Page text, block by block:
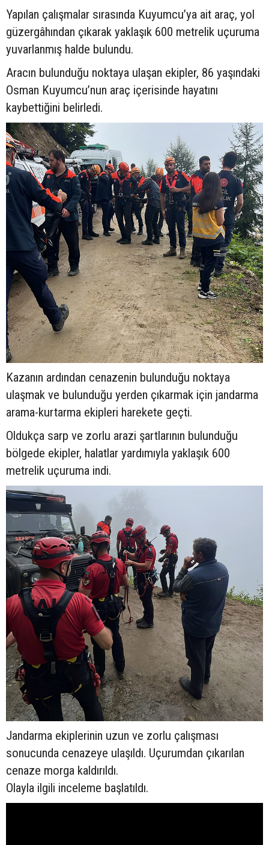
Yapılan çalışmalar sırasında Kuyumcu’ya ait araç, yol
güzergâhından çıkarak yaklaşık 600 metrelik uçuruma
yuvarlanmış halde bulundu.
Aracın bulunduğu noktaya ulaşan ekipler, 86 yaşındaki
Osman Kuyumcu’nun araç içerisinde hayatını
kaybettiğini belirledi.
Kazanın ardından cenazenin bulunduğu noktaya
ulaşmak ve bulunduğu yerden çıkarmak için jandarma
arama-kurtarma ekipleri harekete geçti.
Oldukça sarp ve zorlu arazi şartlarının bulunduğu
bölgede ekipler, halatlar yardımıyla yaklaşık 600
metrelik uçuruma indi.
Jandarma ekiplerinin uzun ve zorlu çalışması
sonucunda cenazeye ulaşıldı. Uçurumdan çıkarılan
cenaze morga kaldırıldı.
Olayla ilgili inceleme başlatıldı.